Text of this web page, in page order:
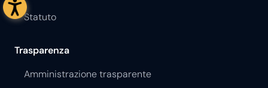
Statuto
Trasparenza
Amministrazione trasparente